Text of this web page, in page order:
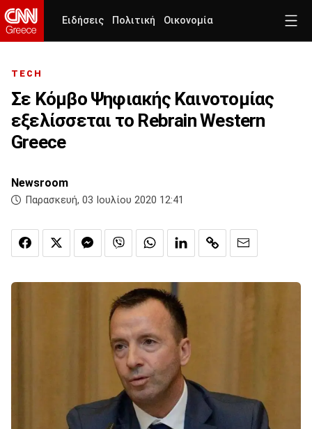
Ειδήσεις Πολιτική Οικονομία
TECH
Σε Κόμβο Ψηφιακής Καινοτομίας
εξελίσσεται το Rebrain Western
Greece
Newsroom
Παρασκευή, 03 Ιουλίου 2020 12:41